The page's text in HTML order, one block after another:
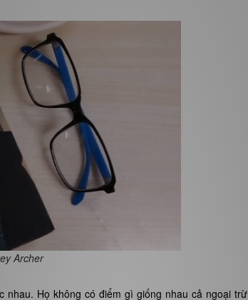
Archer
nhau. Họ không có điểm gì giống nhau cả ngoại trừ